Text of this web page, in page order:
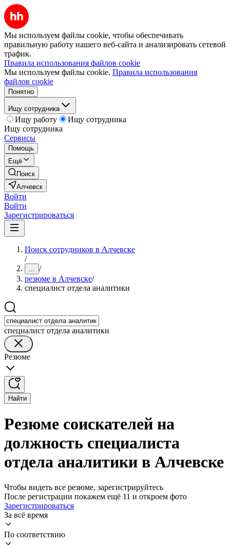
Мы используем файлы cookie, чтобы обеспечивать
правильную работу нашего веб-сайта и анализировать сетевой
трафик.
Правила использования файлов cookie
Мы используем файлы cookie. Правила использования
файлов cookie
Понятно
Ищу сотрудника
Ищу работу
Ищу сотрудника
Ищу сотрудника
Сервисы
Помощь
Ещё
Поиск
Алчевск
Войти
Войти
Зарегистрироваться
Поиск сотрудников в Алчевске
/
... /
резюме в Алчевске/
специалист отдела аналитики
специалист отдела аналитики
Резюме
Найти
Резюме соискателей на
должность специалиста
отдела аналитики в Алчевске
Чтобы видеть все резюме, зарегистрируйтесь
После регистрации покажем ещё 11 и откроем фото
Зарегистрироваться
За всё время
По соответствию